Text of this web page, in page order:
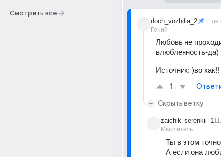
Смотреть все
doch_vozhdia_2
Гений
11лет
Любовь не
влюбленность-да)
Источник: )во как!!
1
Скрыть ветку
zaichik_serenkii_1
Мыслитель
Ты в этом
А если она